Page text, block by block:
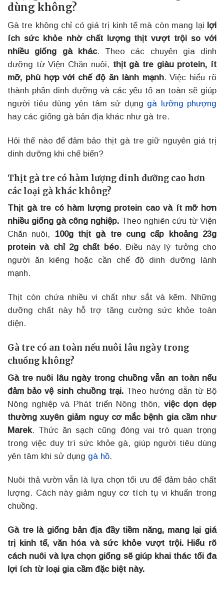
dùng không?
Gà tre không chỉ có giá trị kinh tế mà còn mang lại lợi
ích sức khỏe nhờ chất lượng thịt vượt trội so với
nhiều giống gà khác. Theo các chuyên gia dinh
dưỡng từ Viện Chăn nuôi, thịt gà tre giàu protein, ít
mỡ, phù hợp với chế độ ăn lành mạnh. Việc hiểu rõ
thành phần dinh dưỡng và các yếu tố an toàn sẽ giúp
người tiêu dùng yên tâm sử dụng gà lưỡng phượng
hay các giống gà bản địa khác như gà tre.
Hỏi thế nào để đảm bảo thịt gà tre giữ nguyên giá trị
dinh dưỡng khi chế biến?
Thịt gà tre có hàm lượng dinh dưỡng cao hơn
các loại gà khác không?
Thịt gà tre có hàm lượng protein cao và ít mỡ hơn
nhiều giống gà công nghiệp. Theo nghiên cứu từ Viện
Chăn nuôi, 100g thịt gà tre cung cấp khoảng 23g
protein và chỉ 2g chất béo. Điều này lý tưởng cho
người ăn kiêng hoặc cần chế độ dinh dưỡng lành
mạnh.
Thịt còn chứa nhiều vi chất như sắt và kẽm. Những
dưỡng chất này hỗ trợ tăng cường sức khỏe toàn
diện.
Gà tre có an toàn nếu nuôi lâu ngày trong
chuồng không?
Gà tre nuôi lâu ngày trong chuồng vẫn an toàn nếu
đảm bảo vệ sinh chuồng trại. Theo hướng dẫn từ Bộ
Nông nghiệp và Phát triển Nông thôn, việc dọn dẹp
thường xuyên giảm nguy cơ mắc bệnh gia cầm như
Marek. Thức ăn sạch cũng đóng vai trò quan trọng
trong việc duy trì sức khỏe gà, giúp người tiêu dùng
yên tâm khi sử dụng gà hồ.
Nuôi thả vườn vẫn là lựa chọn tối ưu để đảm bảo chất
lượng. Cách này giảm nguy cơ tích tụ vi khuẩn trong
chuồng.
Gà tre là giống bản địa đầy tiềm năng, mang lại giá
trị kinh tế, văn hóa và sức khỏe vượt trội. Hiểu rõ
cách nuôi và lựa chọn giống sẽ giúp khai thác tối đa
lợi ích từ loại gia cầm đặc biệt này.